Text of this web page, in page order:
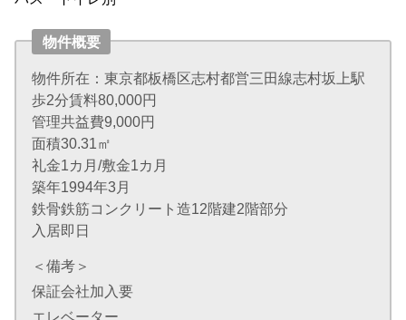
物件概要
物件所在：東京都板橋区志村都営三田線志村坂上駅
歩2分賃料80,000円
管理共益費9,000円
面積30.31㎡
礼金1カ月/敷金1カ月
築年1994年3月
鉄骨鉄筋コンクリート造12階建2階部分
入居即日
＜備考＞
保証会社加入要
エレベーター